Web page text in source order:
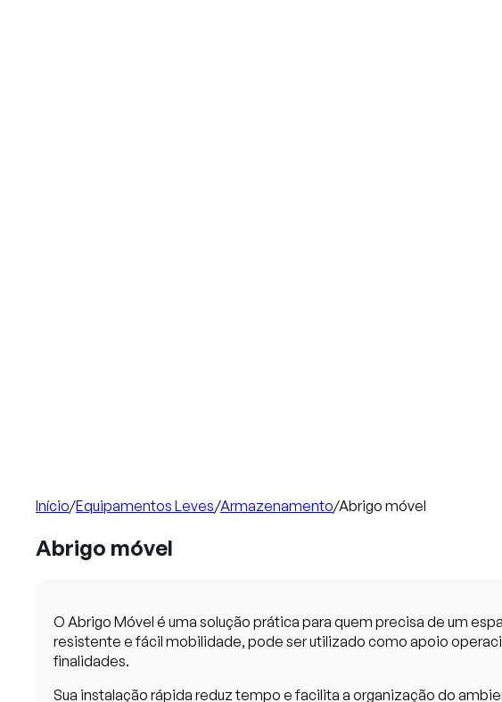
Início/Equipamentos Leves/Armazenamento/Abrigo móvel
Abrigo móvel
O Abrigo Móvel é uma solução prática para quem precisa de um
resistente e fácil mobilidade, pode ser utilizado como apoio
finalidades.
Sua instalação rápida reduz tempo e facilita a organização do